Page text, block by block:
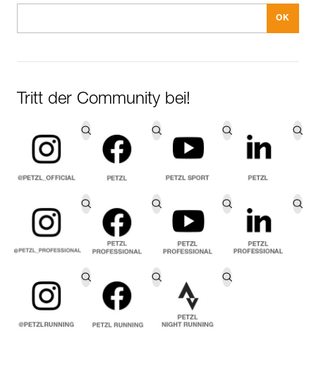
Tritt der Community bei!